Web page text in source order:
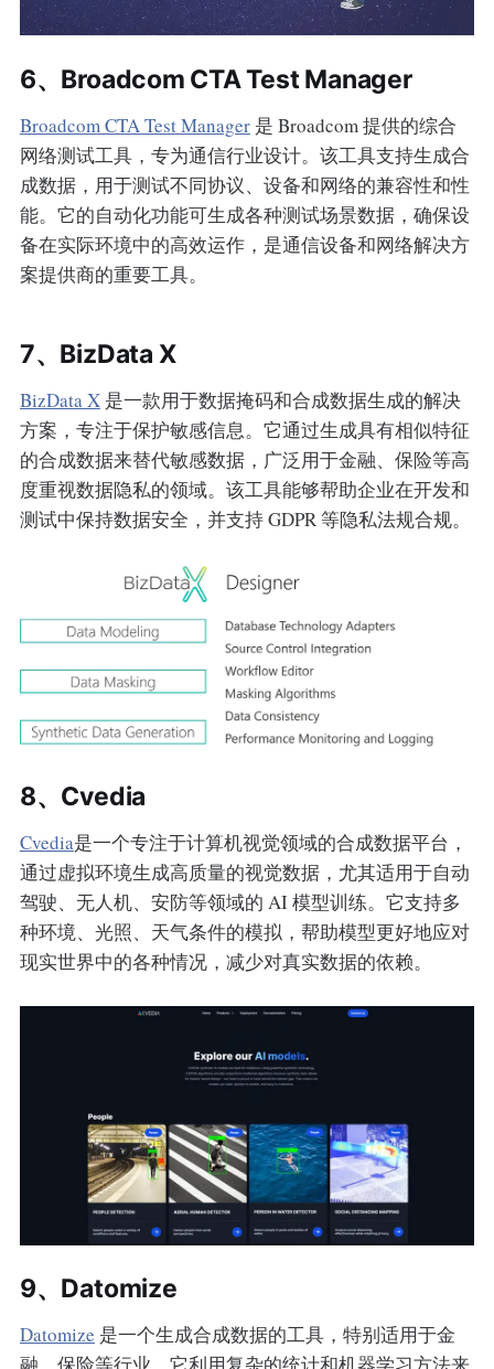
6、Broadcom CTA Test Manager
Broadcom CTA Test Manager是 Broadcom 提供的综合
网络测试工具，专为通信行业设计。该工具支持生成合
成数据，用于测试不同协议、设备和网络的兼容性和性
能。它的自动化功能可生成各种测试场景数据，确保设
备在实际环境中的高效运作，是通信设备和网络解决方
案提供商的重要工具。
7、BizData X
BizData X是一款用于数据掩码和合成数据生成的解决
方案，专注于保护敏感信息。它通过生成具有相似特征
的合成数据来替代敏感数据，广泛用于金融、保险等高
度重视数据隐私的领域。该工具能够帮助企业在开发和
测试中保持数据安全，并支持 GDPR 等隐私法规合规。
8、Cvedia
Cvedia是一个专注于计算机视觉领域的合成数据平台，
通过虚拟环境生成高质量的视觉数据，尤其适用于自动
驾驶、无人机、安防等领域的 AI 模型训练。它支持多
种环境、光照、天气条件的模拟，帮助模型更好地应对
现实世界中的各种情况，减少对真实数据的依赖。
9、Datomize
Datomize 是一个生成合成数据的工具，特别适用于金